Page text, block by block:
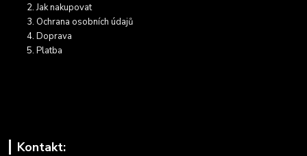
Jak nakupovat
Ochrana osobních údajů
Doprava
Platba
Kontakt: